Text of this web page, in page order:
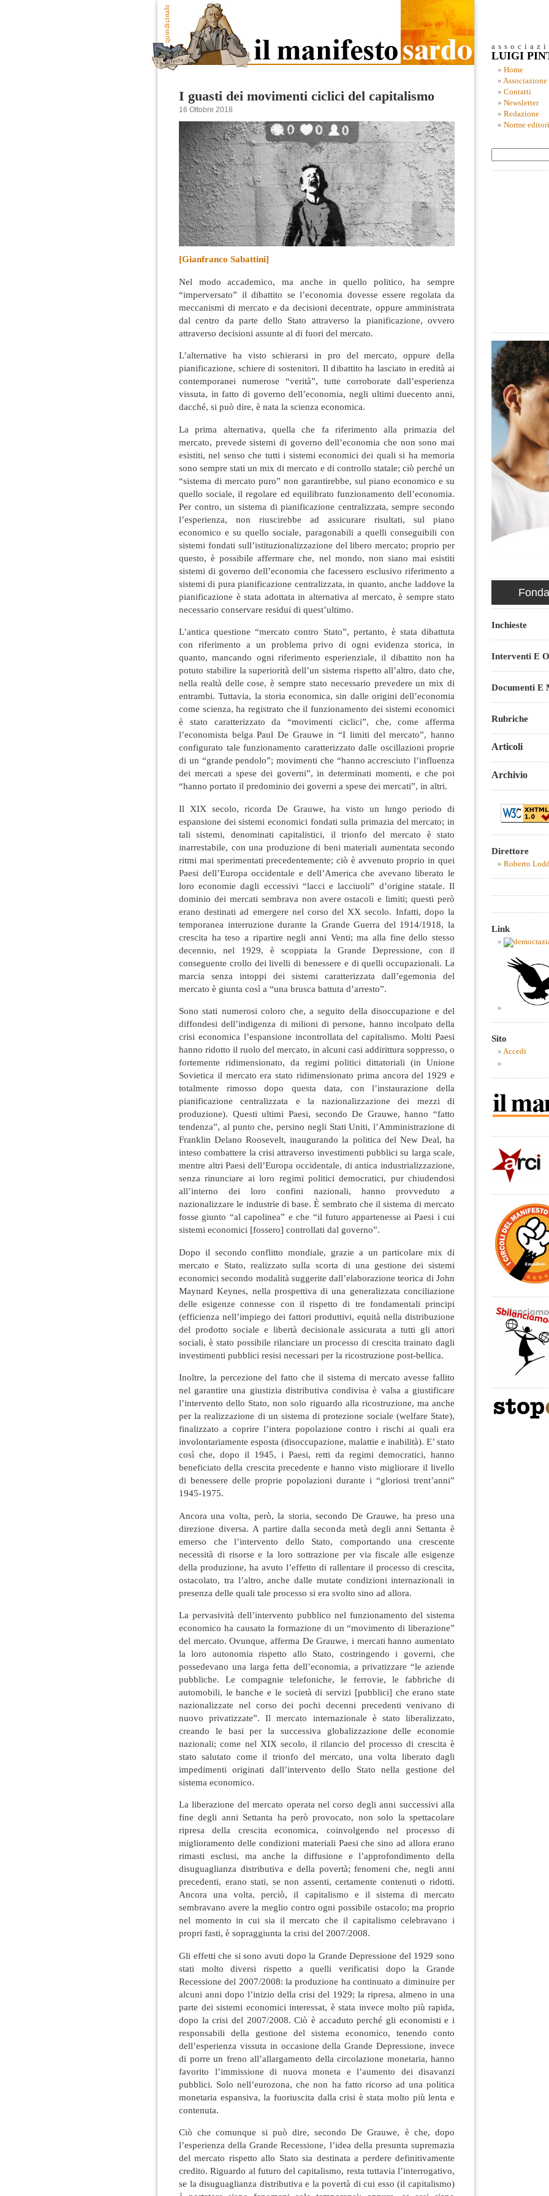
I guasti dei movimenti ciclici del capitalismo
16 Ottobre 2018
[Gianfranco Sabattini]
Nel modo accademico, ma anche in quello politico, ha sempre
“imperversato” il dibattito se l’economia dovesse essere regolata da
meccanismi di mercato e da decisioni decentrate, oppure amministrata
dal centro da parte dello Stato attraverso la pianificazione, ovvero
attraverso decisioni assunte al di fuori del mercato.
L’alternative ha visto schierarsi in pro del mercato, oppure della
pianificazione, schiere di sostenitori. Il dibattito ha lasciato in eredità ai
contemporanei numerose “verità”, tutte corroborate dall’esperienza
vissuta, in fatto di governo dell’economia, negli ultimi duecento anni,
dacché, si può dire, è nata la scienza economica.
La prima alternativa, quella che fa riferimento alla primazia del
mercato, prevede sistemi di governo dell’economia che non sono mai
esistiti, nel senso che tutti i sistemi economici dei quali si ha memoria
sono sempre stati un mix di mercato e di controllo statale; ciò perché un
“sistema di mercato puro” non garantirebbe, sul piano economico e su
quello sociale, il regolare ed equilibrato funzionamento dell’economia.
Per contro, un sistema di pianificazione centralizzata, sempre secondo
l’esperienza, non riuscirebbe ad assicurare risultati, sul piano
economico e su quello sociale, paragonabili a quelli conseguibili con
sistemi fondati sull’istituzionalizzazione del libero mercato; proprio per
questo, è possibile affermare che, nel mondo, non siano mai esistiti
sistemi di governo dell’economia che facessero esclusivo riferimento a
sistemi di pura pianificazione centralizzata, in quanto, anche laddove la
pianificazione è stata adottata in alternativa al mercato, è sempre stato
necessario conservare residui di quest’ultimo.
L’antica questione “mercato contro Stato”, pertanto, è stata dibattuta
con riferimento a un problema privo di ogni evidenza storica, in
quanto, mancando ogni riferimento esperienziale, il dibattito non ha
potuto stabilire la superiorità dell’un sistema rispetto all’altro, dato che,
nella realtà delle cose, è sempre stato necessario prevedere un mix di
entrambi. Tuttavia, la storia economica, sin dalle origini dell’economia
come scienza, ha registrato che il funzionamento dei sistemi economici
è stato caratterizzato da “movimenti ciclici”, che, come afferma
l’economista belga Paul De Grauwe in “I limiti del mercato”, hanno
configurato tale funzionamento caratterizzato dalle oscillazioni proprie
di un “grande pendolo”; movimenti che “hanno accresciuto l’influenza
dei mercati a spese dei governi”, in determinati momenti, e che poi
“hanno portato il predominio dei governi a spese dei mercati”, in altri.
Il XIX secolo, ricorda De Grauwe, ha visto un lungo periodo di
espansione dei sistemi economici fondati sulla primazia del mercato; in
tali sistemi, denominati capitalistici, il trionfo del mercato è stato
inarrestabile, con una produzione di beni materiali aumentata secondo
ritmi mai sperimentati precedentemente; ciò è avvenuto proprio in quei
Paesi dell’Europa occidentale e dell’America che avevano liberato le
loro economie dagli eccessivi “lacci e lacciuoli” d’origine statale. Il
dominio dei mercati sembrava non avere ostacoli e limiti; questi però
erano destinati ad emergere nel corso del XX secolo. Infatti, dopo la
temporanea interruzione durante la Grande Guerra del 1914/1918, la
crescita ha teso a ripartire negli anni Venti; ma alla fine dello stesso
decennio, nel 1929, è scoppiata la Grande Depressione, con il
conseguente crollo dei livelli di benessere e di quelli occupazionali. La
marcia senza intoppi dei sistemi caratterizzata dall’egemonia del
mercato è giunta così a “una brusca battuta d’arresto”.
Sono stati numerosi coloro che, a seguito della disoccupazione e del
diffondesi dell’indigenza di milioni di persone, hanno incolpato della
crisi economica l’espansione incontrollata del capitalismo. Molti Paesi
hanno ridotto il ruolo del mercato, in alcuni casi addirittura soppresso, o
fortemente ridimensionato, da regimi politici dittatoriali (in Unione
Sovietica il mercato era stato ridimensionato prima ancora del 1929 e
totalmente rimosso dopo questa data, con l’instaurazione della
pianificazione centralizzata e la nazionalizzazione dei mezzi di
produzione). Questi ultimi Paesi, secondo De Grauwe, hanno “fatto
tendenza”, al punto che, persino negli Stati Uniti, l’Amministrazione di
Franklin Delano Roosevelt, inaugurando la politica del New Deal, ha
inteso combattere la crisi attraverso investimenti pubblici su larga scale,
mentre altri Paesi dell’Europa occidentale, di antica industrializzazione,
senza rinunciare ai loro regimi politici democratici, pur chiudendosi
all’interno dei loro confini nazionali, hanno provveduto a
nazionalizzare le industrie di base. È sembrato che il sistema di mercato
fosse giunto “al capolinea” e che “il futuro appartenesse ai Paesi i cui
sistemi economici [fossero] controllati dal governo”.
Dopo il secondo conflitto mondiale, grazie a un particolare mix di
mercato e Stato, realizzato sulla scorta di una gestione dei sistemi
economici secondo modalità suggerite dall’elaborazione teorica di John
Maynard Keynes, nella prospettiva di una generalizzata conciliazione
delle esigenze connesse con il rispetto di tre fondamentali principi
(efficienza nell’impiego dei fattori produttivi, equità nella distribuzione
del prodotto sociale e libertà decisionale assicurata a tutti gli attori
sociali, è stato possibile rilanciare un processo di crescita trainato dagli
investimenti pubblici resisi necessari per la ricostruzione post-bellica.
Inoltre, la percezione del fatto che il sistema di mercato avesse fallito
nel garantire una giustizia distributiva condivisa è valsa a giustificare
l’intervento dello Stato, non solo riguardo alla ricostruzione, ma anche
per la realizzazione di un sistema di protezione sociale (welfare State),
finalizzato a coprire l’intera popolazione contro i rischi ai quali era
involontariamente esposta (disoccupazione, malattie e inabilità). E’ stato
così che, dopo il 1945, i Paesi, retti da regimi democratici, hanno
beneficiato della crescita precedente e hanno visto migliorare il livello
di benessere delle proprie popolazioni durante i “gloriosi trent’anni”
1945-1975.
Ancora una volta, però, la storia, secondo De Grauwe, ha preso una
direzione diversa. A partire dalla seconda metà degli anni Settanta è
emerso che l’intervento dello Stato, comportando una crescente
necessità di risorse e la loro sottrazione per via fiscale alle esigenze
della produzione, ha avuto l’effetto di rallentare il processo di crescita,
ostacolato, tra l’altro, anche dalle mutate condizioni internazionali in
presenza delle quali tale processo si era svolto sino ad allora.
La pervasività dell’intervento pubblico nel funzionamento del sistema
economico ha causato la formazione di un “movimento di liberazione”
del mercato. Ovunque, afferma De Grauwe, i mercati hanno aumentato
la loro autonomia rispetto allo Stato, costringendo i governi, che
possedevano una larga fetta dell’economia, a privatizzare “le aziende
pubbliche. Le compagnie telefoniche, le ferrovie, le fabbriche di
automobili, le banche e le società di servizi [pubblici] che erano state
nazionalizzate nel corso dei pochi decenni precedenti venivano di
nuovo privatizzate”. Il mercato internazionale è stato liberalizzato,
creando le basi per la successiva globalizzazione delle economie
nazionali; come nel XIX secolo, il rilancio del processo di crescita è
stato salutato come il trionfo del mercato, una volta liberato dagli
impedimenti originati dall’intervento dello Stato nella gestione del
sistema economico.
La liberazione del mercato operata nel corso degli anni successivi alla
fine degli anni Settanta ha però provocato, non solo la spettacolare
ripresa della crescita economica, coinvolgendo nel processo di
miglioramento delle condizioni materiali Paesi che sino ad allora erano
rimasti esclusi, ma anche la diffusione e l’approfondimento della
disuguaglianza distributiva e della povertà; fenomeni che, negli anni
precedenti, erano stati, se non assenti, certamente contenuti o ridotti.
Ancora una volta, perciò, il capitalismo e il sistema di mercato
sembravano avere la meglio contro ogni possibile ostacolo; ma proprio
nel momento in cui sia il mercato che il capitalismo celebravano i
propri fasti, è sopraggiunta la crisi del 2007/2008.
Gli effetti che si sono avuti dopo la Grande Depressione del 1929 sono
stati molto diversi rispetto a quelli verificatisi dopo la Grande
Recessione del 2007/2008: la produzione ha continuato a diminuire per
alcuni anni dopo l’inizio della crisi del 1929; la ripresa, almeno in una
parte dei sistemi economici interessat, è stata invece molto più rapida,
dopo la crisi del 2007/2008. Ciò è accaduto perché gli economisti e i
responsabili della gestione del sistema economico, tenendo conto
dell’esperienza vissuta in occasione della Grande Depressione, invece
di porre un freno all’allargamento della circolazione monetaria, hanno
favorito l’immissione di nuova moneta e l’aumento dei disavanzi
pubblici. Solo nell’eurozona, che non ha fatto ricorso ad una politica
monetaria espansiva, la fuoriuscita dalla crisi è stata molto più lenta e
contenuta.
Ciò che comunque si può dire, secondo De Grauwe, è che, dopo
l’esperienza della Grande Recessione, l’idea della presunta supremazia
del mercato rispetto allo Stato sia destinata a perdere definitivamente
credito. Riguardo al futuro del capitalismo, resta tuttavia l’interrogativo,
se la disuguaglianza distributiva e la povertà di cui esso (il capitalismo)
LUIGI
Home
Associazione
Contatti
Newsletter
Redazione
Norme
Inchieste
Interventi E
Documenti E
Rubriche
Articoli
Archivio
Direttore
Roberto
Link
Sito
Accedi